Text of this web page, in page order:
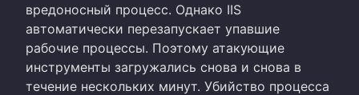
вредоносный процесс. Однако IIS
автоматически перезапускает упавшие
рабочие процессы. Поэтому атакующие
инструменты загружались снова и снова в
течение нескольких минут. Убийство процесса